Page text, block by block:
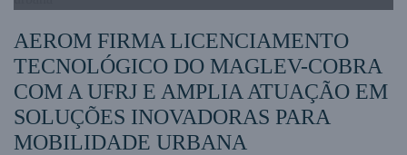
AEROM FIRMA LICENCIAMENTO
TECNOLÓGICO DO MAGLEV-COBRA
COM A UFRJ E AMPLIA ATUAÇÃO EM
SOLUÇÕES INOVADORAS PARA
MOBILIDADE URBANA